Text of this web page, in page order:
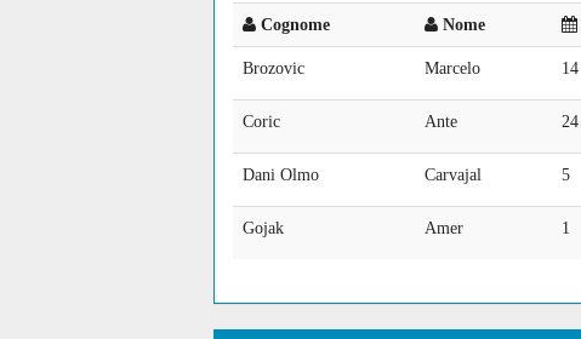
Cognome Nome
Brozovic Marcelo 14
Coric Ante 24
Dani Olmo Carvajal 5
Gojak Amer 1